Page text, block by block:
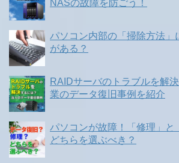
NASの故障を防ごう！
パソコン内部の「掃除方法」
がある？
RAIDサーバのトラブルを解
業のデータ復旧事例を紹介
パソコンが故障！「修理」と
どちらを選ぶべき？